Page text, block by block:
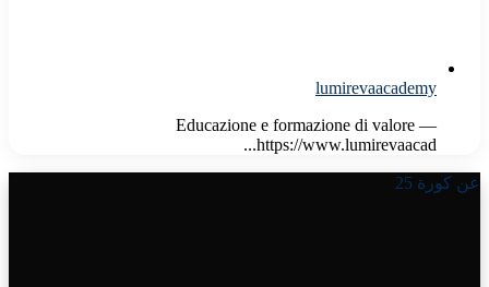
lumirevaacademy
Educazione e formazione di valore —
https://www.lumirevaacad...
عن كورة 25